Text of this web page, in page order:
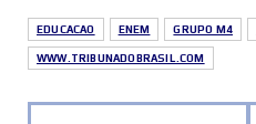
EDUCACAO ENEM GRUPO M4
WWW.TRIBUNADOBRASIL.COM